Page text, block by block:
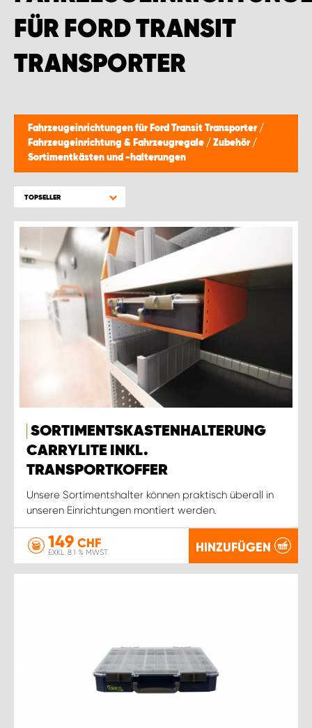
FÜR FORD TRANSIT
TRANSPORTER
Fahrzeugeinrichtungen für Ford Transit Transporter /
Fahrzeugeinrichtung & Fahrzeugregale / Zubehör /
Sortimentkästen und -halterungen
TOPSELLER
SORTIMENTSKASTENHALTERUNG
CARRYLITE INKL.
TRANSPORTKOFFER
Unsere Sortimentshalter können praktisch überall in
unseren Einrichtungen montiert werden.
149 CHF
EXKL. 8.1 % MWST. HINZUFÜGEN